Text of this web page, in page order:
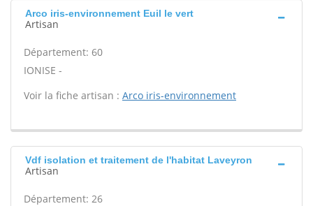
Arco iris-environnement Euil le vert
Artisan
Département: 60
IONISE -
Voir la fiche artisan : Arco iris-environnement
Vdf isolation et traitement de l'habitat Laveyron
Artisan
Département: 26